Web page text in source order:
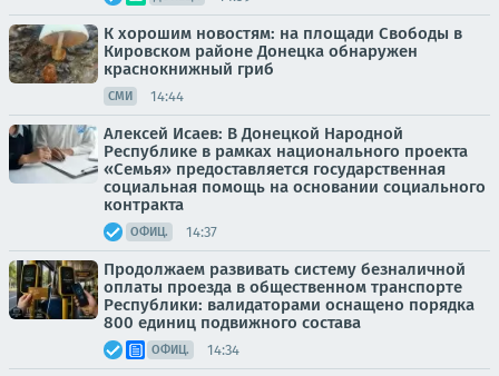
К хорошим новостям: на площади Свободы в
Кировском районе Донецка обнаружен
краснокнижный гриб
СМИ 14:44
Алексей Исаев: В Донецкой Народной
Республике в рамках национального проекта
«Семья» предоставляется государственная
социальная помощь на основании социального
контракта
ОФИЦ. 14:37
Продолжаем развивать систему безналичной
оплаты проезда в общественном транспорте
Республики: валидаторами оснащено порядка
800 единиц подвижного состава
ОФИЦ. 14:34